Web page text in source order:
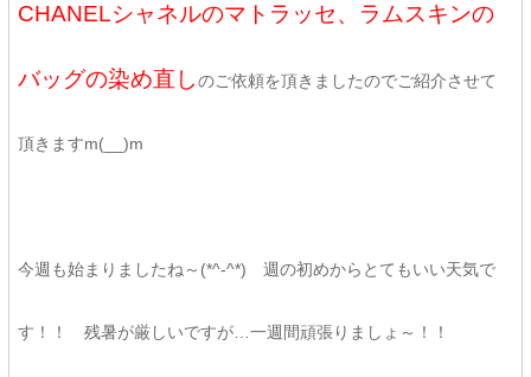
CHANELシャネルのマトラッセ、ラムスキンの
バッグの染め直しのご依頼を頂きましたのでご紹介させて
頂きますm(__)m
今週も始まりましたね～(*^-^*) 週の初めからとてもいい天気で
す！！ 残暑が厳しいですが…一週間頑張りましょ～！！